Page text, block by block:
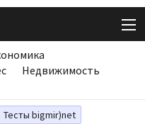
Недвижимость
Тесты bigmir)net